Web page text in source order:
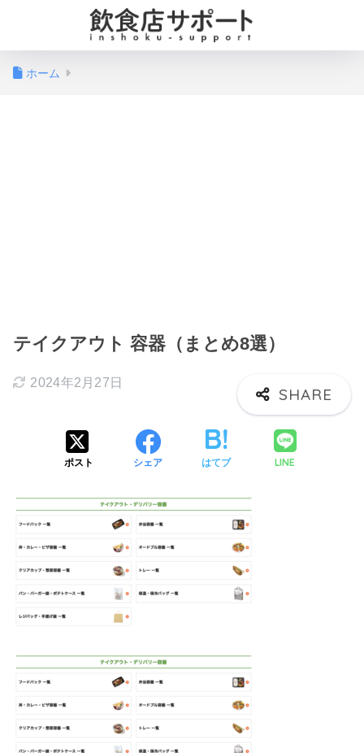
ホーム
テイクアウト 容器（まとめ8選）
2024年2月27日
ポスト シェア はてブ LINE